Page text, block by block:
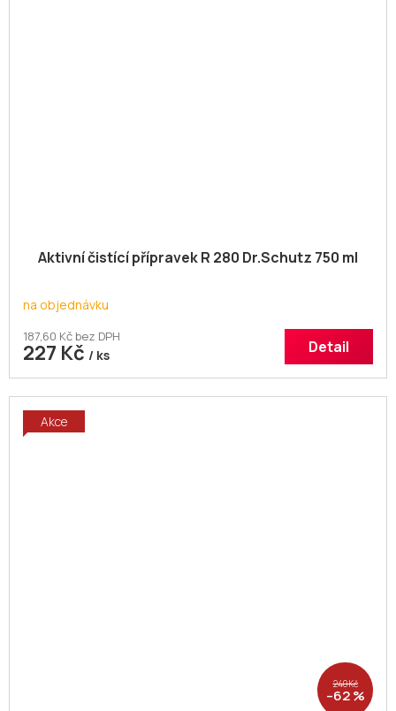
Aktivní čistící přípravek R 280 Dr.Schutz 750 ml
na objednávku
187,60 Kč bez DPH
227 Kč / ks Detail
Akce
240 Kč
–62 %